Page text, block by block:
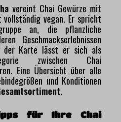
vereint Chai Gewürze mit
vegan. Er spricht
an, die pflanzliche
Geschmackserlebnissen
der Karte lässt er sich als
zwischen Chai
Eine Übersicht über alle
und Konditionen
.
für Ihre Chai